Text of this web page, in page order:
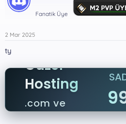
Fanatik Üye
2 Mar 2025
ty
Güzel
Hosting
.com ve
.net